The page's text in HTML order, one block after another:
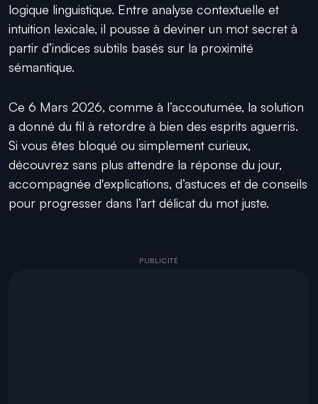
logique linguistique. Entre analyse contextuelle et
intuition lexicale, il pousse à deviner un mot secret à
partir d’indices subtils basés sur la proximité
sémantique.
Ce 6 Mars 2026, comme à l’accoutumée, la solution
a donné du fil à retordre à bien des esprits aguerris.
Si vous êtes bloqué ou simplement curieux,
découvrez sans plus attendre la réponse du jour,
accompagnée d'explications, d’astuces et de conseils
pour progresser dans l’art délicat du mot juste.